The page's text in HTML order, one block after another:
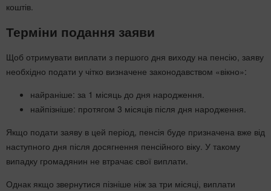
коштів.
Терміни подання заяви
Щоб отримувати виплати з першого дня виходу на пенсію, заяву
необхідно подати у чітко визначене законодавством «вікно»:
найраніше: за 1 місяць до дня народження.
найпізніше: протягом 3 місяців після дня народження.
Якщо подати заяву в цей період, пенсія буде призначена вже від
наступного дня після досягнення пенсійного віку. У такому
випадку громадянин не втрачає свої виплати.
Однак якщо звернутися пізніше ніж за три місяці, виплати